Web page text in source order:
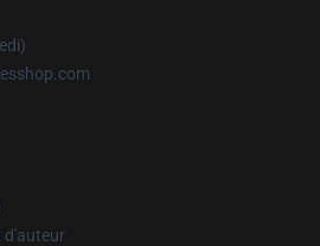
d'auteur